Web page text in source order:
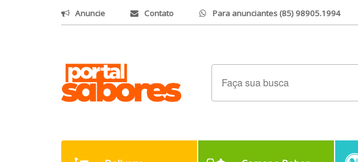
Anuncie Contato Para anunciantes (85) 98905.1994